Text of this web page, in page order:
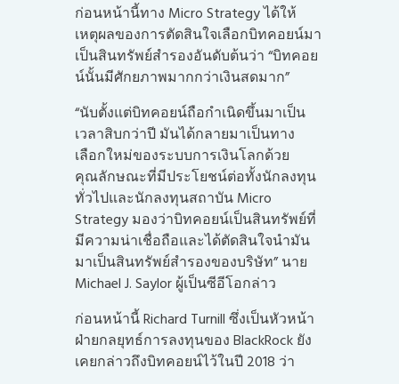
ก่อนหน้านี้ทาง Micro Strategy ได้ให้
เหตุผลของการตัดสินใจเลือกบิทคอยน์มา
เป็นสินทรัพย์สำรองอันดับต้นว่า “บิทคอย
น์นั้นมีศักยภาพมากกว่าเงินสดมาก”
“นับตั้งแต่บิทคอยน์ถือกำเนิดขึ้นมาเป็น
เวลาสิบกว่าปี มันได้กลายมาเป็นทาง
เลือกใหม่ของระบบการเงินโลกด้วย
คุณลักษณะที่มีประโยชน์ต่อทั้งนักลงทุน
ทั่วไปและนักลงทุนสถาบัน Micro
Strategy มองว่าบิทคอยน์เป็นสินทรัพย์ที่
มีความน่าเชื่อถือและได้ตัดสินใจนำมัน
มาเป็นสินทรัพย์สำรองของบริษัท” นาย
Michael J. Saylor ผู้เป็นซีอีโอกล่าว
ก่อนหน้านี้ Richard Turnill ซึ่งเป็นหัวหน้า
ฝ่ายกลยุทธ์การลงทุนของ BlackRock ยัง
เคยกล่าวถึงบิทคอยน์ไว้ในปี 2018 ว่า